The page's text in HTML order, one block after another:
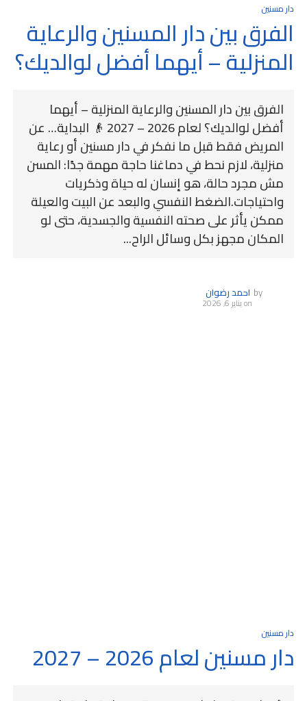
دار مسنين
الفرق بين دار المسنين والرعاية
المنزلية – أيهما أفضل لوالديك؟
الفرق بين دار المسنين والرعاية المنزلية – أيهما
أفضل لوالديك؟ لعام 2026 – 2027 👴 البداية… عن
المريض فقط قبل ما نفكر في دار مسنين أو رعاية
منزلية، لازم نحط في دماغنا حاجة مهمة جدًا: المسن
مش مجرد حالة، هو إنسان له حياة وذكريات
واحتياجات.الضغط النفسي والبعد عن البيت والعيلة
ممكن يأثر على صحته النفسية والجسدية، حتى لو
المكان مجهز بكل وسائل الراح...
by احمد رضوان
onيناير 6, 2026
دار مسنين
دار مسنين لعام 2026 – 2027